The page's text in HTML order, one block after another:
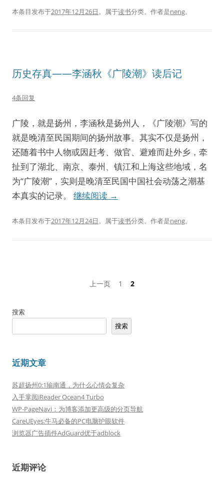
本条目发布于2017年12月26日。属于读书分类。 作者是neng。
历史存真——李涵秋《广陵潮》读后记
4条回复
广陵，就是扬州，李涵秋是扬州人，《广陵潮》写的
就是晚清至民国期间的扬州故事。其实不仅是扬州，
还随着书中人物或因赶考、做官、避难而赴外乡，牵
扯到了湖北、南京、泰州、镇江和上海这些地域，名
为“广陵潮”，实则是晚清至民国中国社会动荡之潮基
本真实的记录。 继续阅读 →
本条目发布于2017年12月24日。属于读书分类。 作者是neng。
分
上一页 1 2
搜索
搜索
近期文章
苏超扬州0:1输南通，为什么心情会复杂
入手掌阅iReader Ocean4 Turbo
WP-PageNavi：为博客添加更高级的分页导航
CareUEyes:牛马必备的PC电脑护眼软件
浏览器广告插件AdGuard优于adblock
近期评论